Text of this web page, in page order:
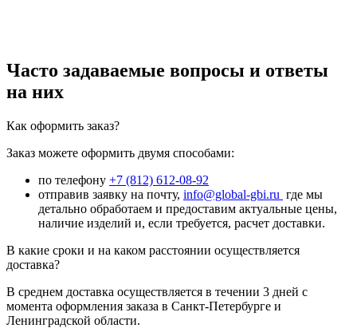
Часто задаваемые вопросы и ответы
на них
Как оформить заказ?
Заказ можете оформить двумя способами:
по телефону +7 (812) 612-08-92
отправив заявку на почту, info@global-gbi.ru где мы
детально обработаем и предоставим актуальные цены,
наличие изделий и, если требуется, расчет доставки.
В какие сроки и на каком расстоянии осуществляется
доставка?
В среднем доставка осуществляется в течении 3 дней с
момента оформления заказа в Санкт-Петербурге и
Ленинградской области.